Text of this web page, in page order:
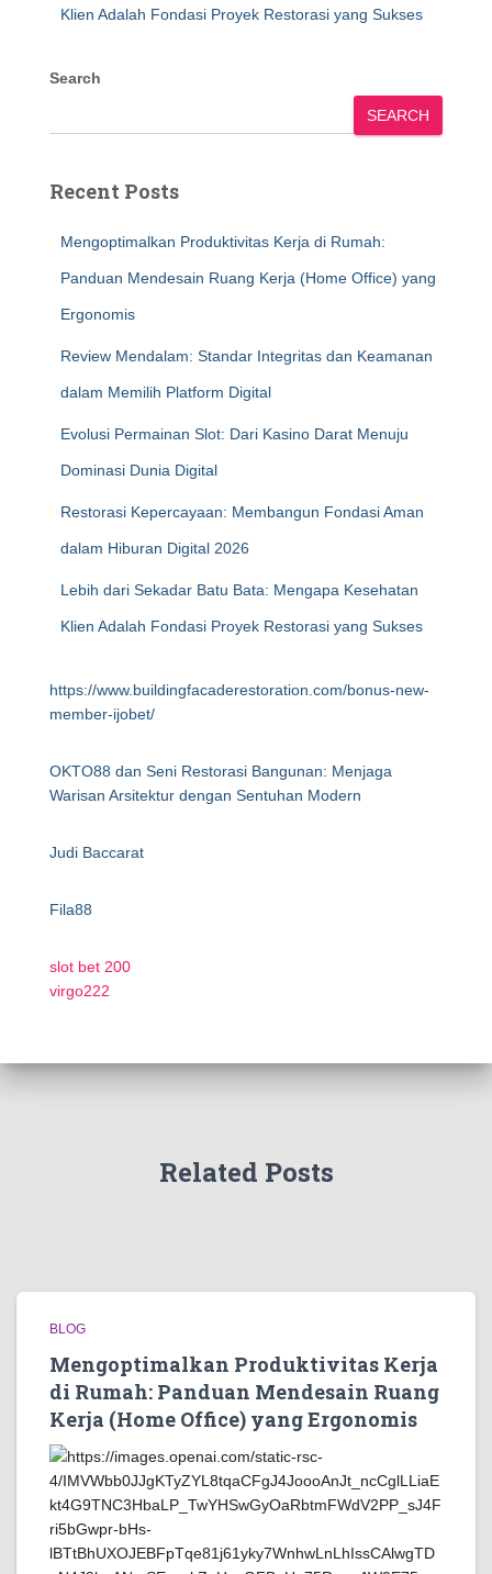
Klien Adalah Fondasi Proyek Restorasi yang Sukses
Search
SEARCH
Recent Posts
Mengoptimalkan Produktivitas Kerja di Rumah:
Panduan Mendesain Ruang Kerja (Home Office) yang
Ergonomis
Review Mendalam: Standar Integritas dan Keamanan
dalam Memilih Platform Digital
Evolusi Permainan Slot: Dari Kasino Darat Menuju
Dominasi Dunia Digital
Restorasi Kepercayaan: Membangun Fondasi Aman
dalam Hiburan Digital 2026
Lebih dari Sekadar Batu Bata: Mengapa Kesehatan
Klien Adalah Fondasi Proyek Restorasi yang Sukses
https://www.buildingfacaderestoration.com/bonus-new-
member-ijobet/
OKTO88 dan Seni Restorasi Bangunan: Menjaga
Warisan Arsitektur dengan Sentuhan Modern
Judi Baccarat
Fila88
slot bet 200
virgo222
Related Posts
BLOG
Mengoptimalkan Produktivitas Kerja
di Rumah: Panduan Mendesain Ruang
Kerja (Home Office) yang Ergonomis